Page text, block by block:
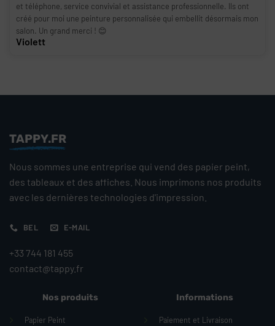
et téléphone, service convivial et assistance professionnelle. Ils ont
créé pour moi une peinture personnalisée qui embellit désormais mon
salon. Un grand merci ! 😊
Violett
TAPPY.FR
Nous sommes une entreprise qui vend des papier peint,
des tableaux et des affiches. Nous imprimons nos produits
avec les dernières technologies d'impression.
BEL E-MAIL
+33 744 181 455
contact@tappy.fr
Nos produits
Papier Peint
Informations
Paiement et Livraison